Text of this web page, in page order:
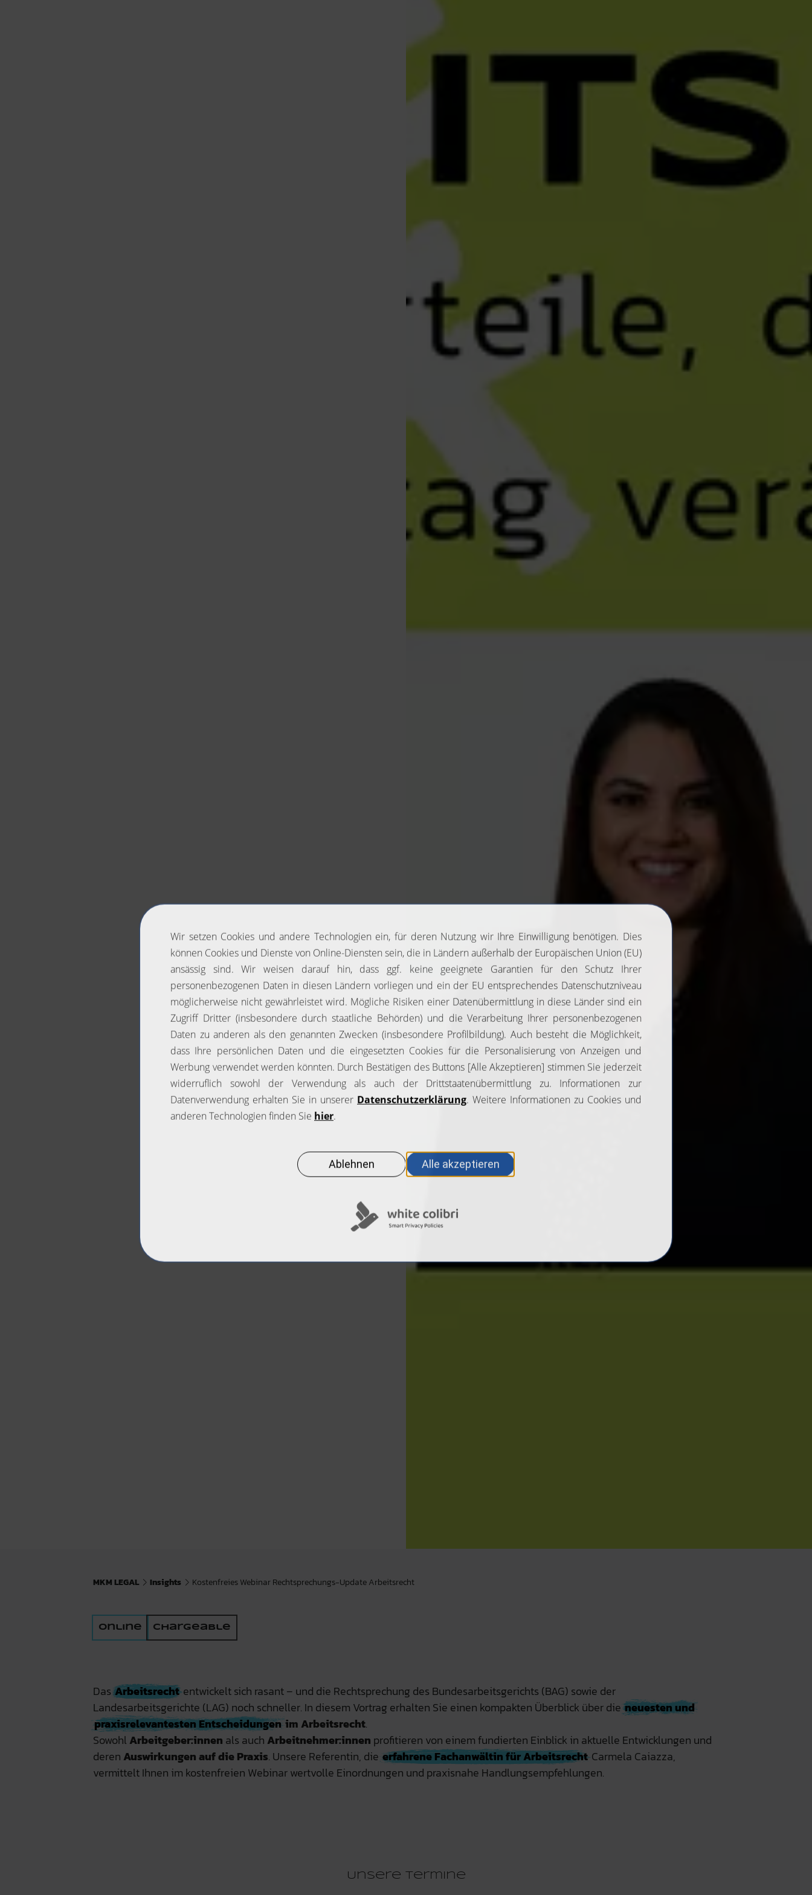
MKM LEGAL Insights Kostenfreies Webinar Rechtsprechungs-Update Arbeitsrecht
Online chargeable
DasArbeitsrechtentwickelt sich rasant – und die Rechtsprechung des Bundesarbeitsgerichts (BAG) sowie der
Landesarbeitsgerichte (LAG) noch schneller. In diesem Vortrag erhalten Sie einen kompakten Überblick über die neuesten und
praxisrelevantesten Entscheidungenim Arbeitsrecht.
Sowohl Arbeitgeber:innen als auch Arbeitnehmer:innen profitieren von einem fundierten Einblick in aktuelle Entwicklungen und
deren Auswirkungen auf die Praxis. Unsere Referentin, die erfahrene Fachanwältin für ArbeitsrechtCarmela Caiazza,
vermittelt Ihnen im kostenfreien Webinar wertvolle Einordnungen und praxisnahe Handlungsempfehlungen.
Unsere Termine